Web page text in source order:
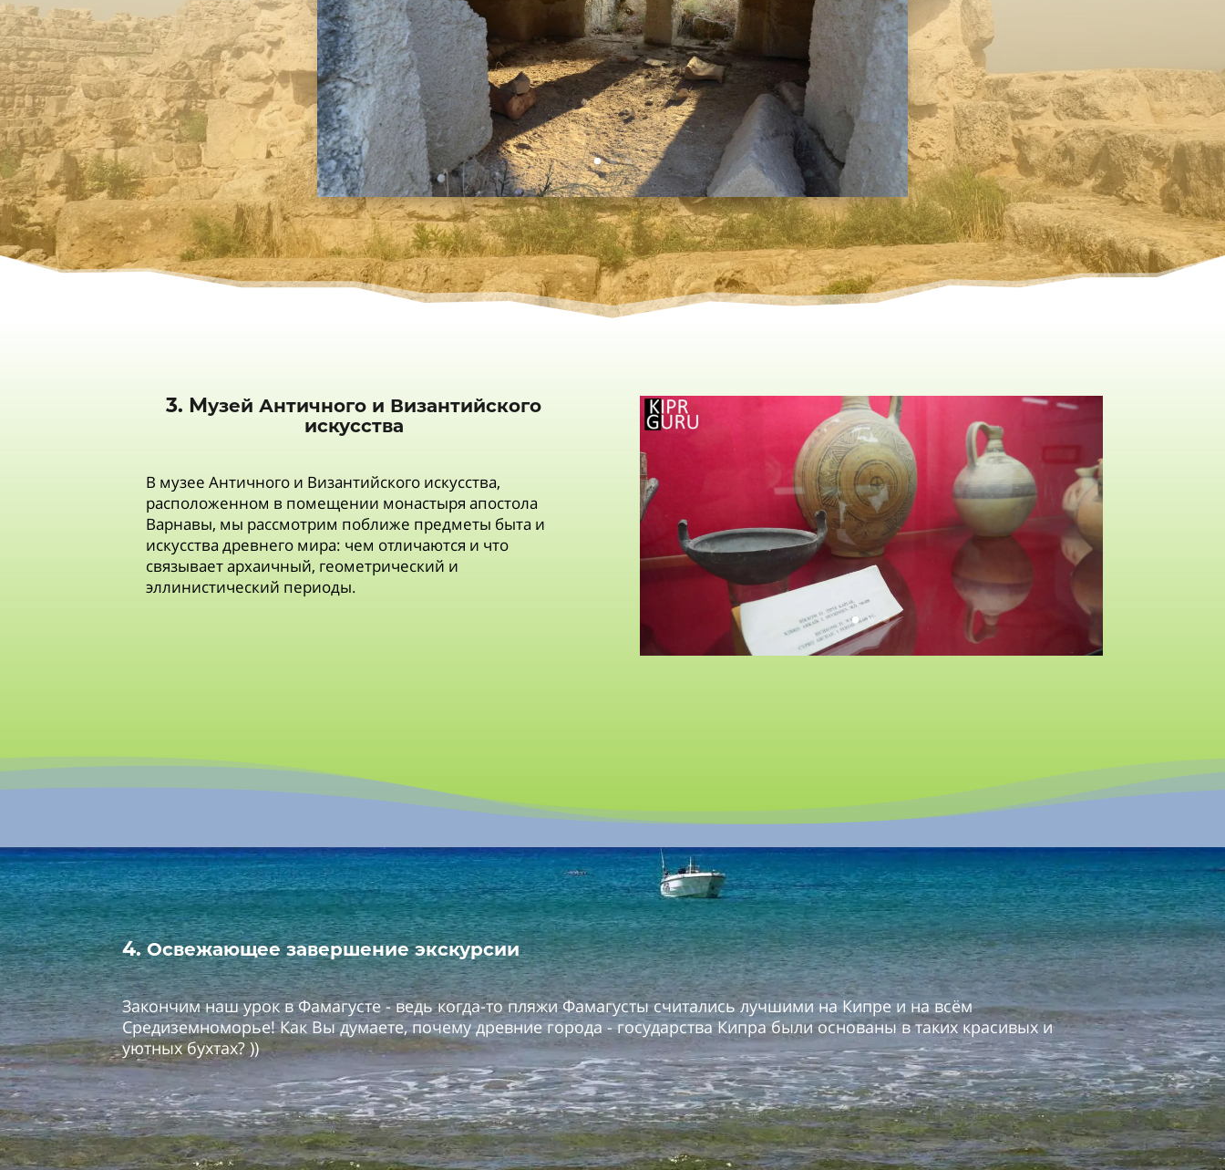
3. Музей Античного и Византийского
искусства
В музее Античного и Византийского искусства,
расположенном в помещении монастыря апостола
Варнавы, мы рассмотрим поближе предметы быта и
искусства древнего мира: чем отличаются и что
связывает архаичный, геометрический и
эллинистический периоды.
4.Освежающее завершение экскурсии
Закончим наш урок в Фамагусте - ведь когда-то пляжи Фамагусты считались лучшими на Кипре и на всём
Средиземноморье! Как Вы думаете, почему древние города - государства Кипра были основаны в таких красивых и
уютных бухтах? ))